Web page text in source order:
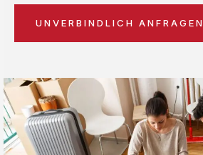
UNVERBINDLICH ANFRAGEN